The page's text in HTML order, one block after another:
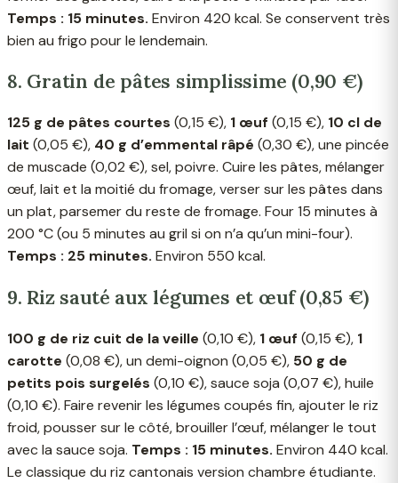
Temps : 15 minutes. Environ 420 kcal. Se conservent très
bien au frigo pour le lendemain.
8. Gratin de pâtes simplissime (0,90 €)
125 g de pâtes courtes (0,15 €), 1 œuf (0,15 €), 10 cl de
lait (0,05 €), 40 g d’emmental râpé (0,30 €), une pincée
de muscade (0,02 €), sel, poivre. Cuire les pâtes, mélanger
œuf, lait et la moitié du fromage, verser sur les pâtes dans
un plat, parsemer du reste de fromage. Four 15 minutes à
200 °C (ou 5 minutes au gril si on n’a qu’un mini-four).
Temps : 25 minutes. Environ 550 kcal.
9. Riz sauté aux légumes et œuf (0,85 €)
100 g de riz cuit de la veille (0,10 €), 1 œuf (0,15 €), 1
carotte (0,08 €), un demi-oignon (0,05 €), 50 g de
petits pois surgelés (0,10 €), sauce soja (0,07 €), huile
(0,10 €). Faire revenir les légumes coupés fin, ajouter le riz
froid, pousser sur le côté, brouiller l’œuf, mélanger le tout
avec la sauce soja. Temps : 15 minutes. Environ 440 kcal.
Le classique du riz cantonais version chambre étudiante.